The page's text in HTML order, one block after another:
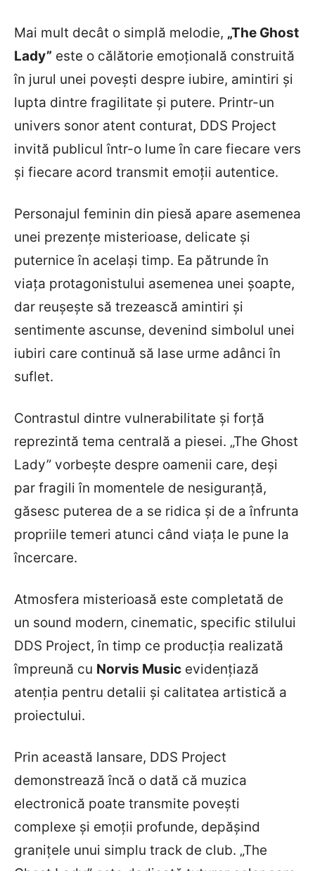
Mai mult decât o simplă melodie, „The Ghost
Lady” este o călătorie emoțională construită
în jurul unei povești despre iubire, amintiri și
lupta dintre fragilitate și putere. Printr-un
univers sonor atent conturat, DDS Project
invită publicul într-o lume în care fiecare vers
și fiecare acord transmit emoții autentice.
Personajul feminin din piesă apare asemenea
unei prezențe misterioase, delicate și
puternice în același timp. Ea pătrunde în
viața protagonistului asemenea unei șoapte,
dar reușește să trezească amintiri și
sentimente ascunse, devenind simbolul unei
iubiri care continuă să lase urme adânci în
suflet.
Contrastul dintre vulnerabilitate și forță
reprezintă tema centrală a piesei. „The Ghost
Lady” vorbește despre oamenii care, deși
par fragili în momentele de nesiguranță,
găsesc puterea de a se ridica și de a înfrunta
propriile temeri atunci când viața le pune la
încercare.
Atmosfera misterioasă este completată de
un sound modern, cinematic, specific stilului
DDS Project, în timp ce producția realizată
împreună cu Norvis Music evidențiază
atenția pentru detalii și calitatea artistică a
proiectului.
Prin această lansare, DDS Project
demonstrează încă o dată că muzica
electronică poate transmite povești
complexe și emoții profunde, depășind
granițele unui simplu track de club. „The